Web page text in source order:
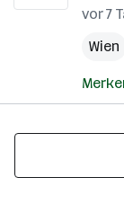
vor 7
Wien